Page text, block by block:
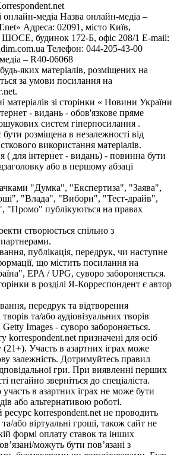
онлайн-медіа Назва онлайн-медіа –
Адреса: 02091, місто Київ,
будинок 172-Б, офіс 208/1 E-mail:
Телефон: 044-205-43-00
– R40-06068
яких матеріалів, розміщених на
за умови посилання на
матеріалів зі сторінки « Новини України
- видань - обов'язкове пряме
систем гіперпосилання .
розміщена в незалежності від
використання матеріалів.
( для інтернет - видань) - повинна бути
або в першому абзаці
"Думка", "Експертиза", "Заява",
"Влада", "Вибори", "Тест-драйв",
"Промо" публікуються на правах
створюється спільно з
публікація, передрук, чи наступне
що містить посилання на
EPA / UPG, суворо забороняється.
в розділі Я-Корреспондент є автор
передрук та відтворення
та/або аудіовізуальних творів
Images - суворо забороняється.
korrespondent.net призначені для осіб
Участь в азартних іграх може
залежність. Дотримуйтесь правил
гри. При виявленні перших
негайно зверніться до спеціаліста.
в азартних іграх не може бути
або альтернативою роботі.
korrespondent.net не проводить
та/або віртуальні гроші, також сайт не
формі оплату ставок та інших
можуть бути пов’язані з